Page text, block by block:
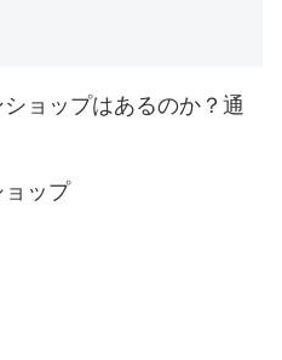
ョップはあるのか？通
ップ